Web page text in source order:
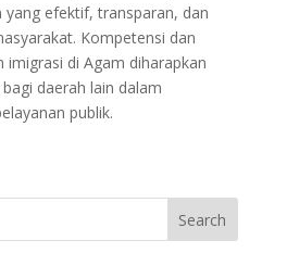
yang efektif, transparan, dan
Kompetensi dan
imigrasi di Agam diharapkan
daerah lain dalam
publik.
Search